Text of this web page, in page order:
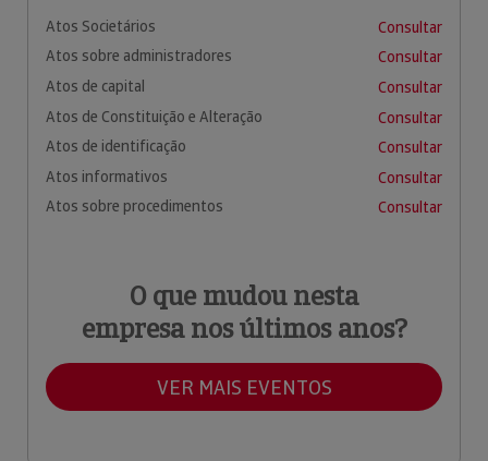
Atos Societários
Consultar
Atos sobre administradores
Consultar
Atos de capital
Consultar
Atos de Constituição e Alteração
Consultar
Atos de identificação
Consultar
Atos informativos
Consultar
Atos sobre procedimentos
Consultar
O que mudou nesta
empresa nos últimos anos?
VER MAIS EVENTOS